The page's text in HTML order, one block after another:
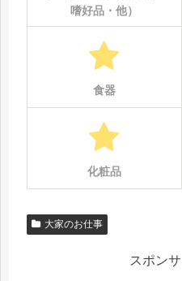
嗜好品・他）
食器
化粧品
大家のお仕事
スポン